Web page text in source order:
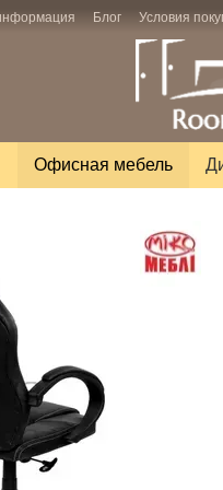
Блог Условия
Офисная мебель